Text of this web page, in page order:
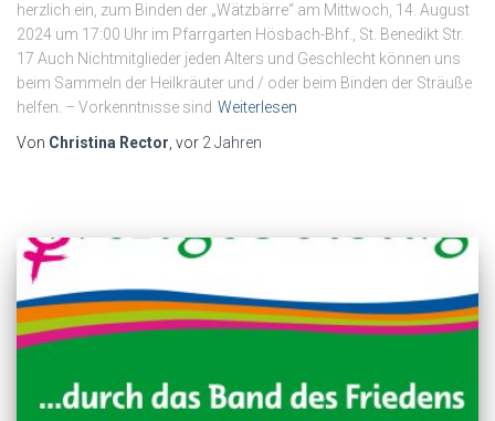
herzlich ein, zum Binden der „Wätzbärre“ am Mittwoch, 14. August
2024 um 17:00 Uhr im Pfarrgarten Hösbach-Bhf., St. Benedikt Str.
17 Auch Nichtmitglieder jeden Alters und Geschlecht können uns
beim Sammeln der Heilkräuter und / oder beim Binden der Sträuße
helfen. – Vorkenntnisse sind Weiterlesen
Von Christina Rector , vor 2 Jahren